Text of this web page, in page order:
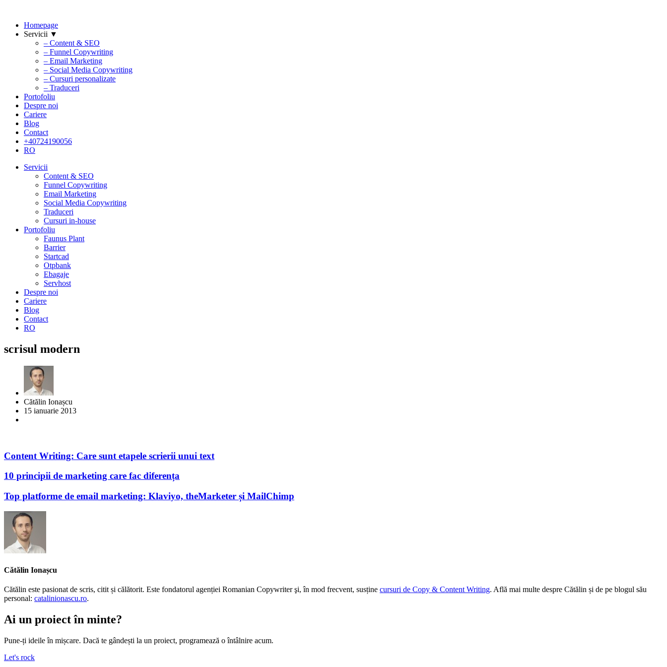
Homepage
Servicii ▼
– Content & SEO
– Funnel Copywriting
– Email Marketing
– Social Media Copywriting
– Cursuri personalizate
– Traduceri
Portofoliu
Despre noi
Cariere
Blog
Contact
+40724190056
RO
Servicii
Content & SEO
Funnel Copywriting
Email Marketing
Social Media Copywriting
Traduceri
Cursuri in-house
Portofoliu
Faunus Plant
Barrier
Startcad
Otpbank
Ebagaje
Servhost
Despre noi
Cariere
Blog
Contact
RO
scrisul modern
Cătălin Ionașcu
15 ianuarie 2013
Content Writing: Care sunt etapele scrierii unui text
10 principii de marketing care fac diferența
Top platforme de email marketing: Klaviyo, theMarketer și MailChimp
Cătălin Ionașcu
Cătălin este pasionat de scris, citit și călătorit. Este fondatorul agenției Romanian Copywriter şi, în mod frecvent, susține cursuri de Copy & Content Writing. Află mai multe despre Cătălin și de pe blogul său
personal: catalinionascu.ro.
Ai un proiect în minte?
Pune-ți ideile în mișcare. Dacă te gândești la un proiect, programează o întâlnire acum.
Let's rock